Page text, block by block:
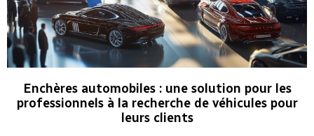
Enchères automobiles : une solution pour les
professionnels à la recherche de véhicules pour
leurs clients